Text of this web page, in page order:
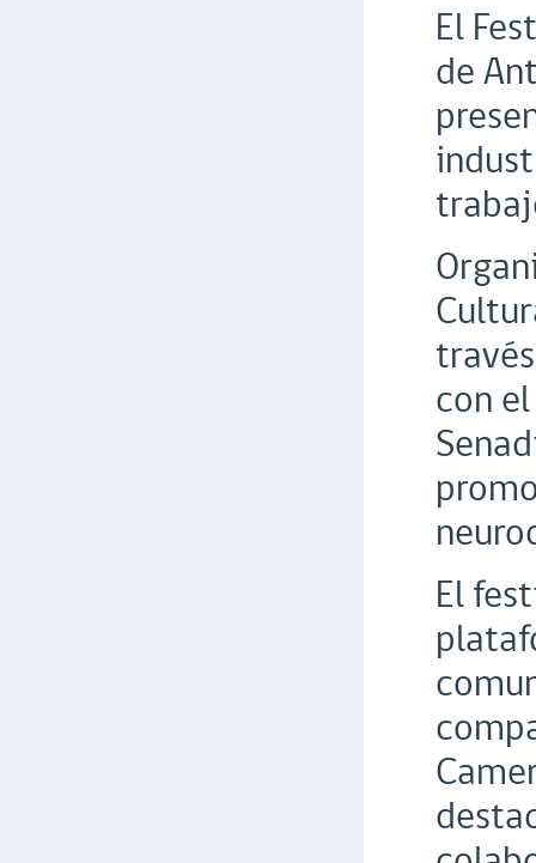
El
de
con
El